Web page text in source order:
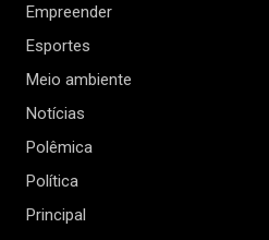
Empreender
Esportes
Meio ambiente
Notícias
Polêmica
Política
Principal